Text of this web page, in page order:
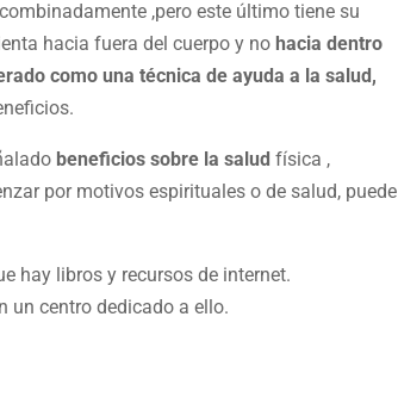
,pero este último tiene su
hacia fuera del cuerpo y no hacia dentro
como una técnica de ayuda a la salud,
beneficios sobre la salud física ,
por motivos espirituales o de salud, puede
hay libros y recursos de internet.
un centro dedicado a ello.